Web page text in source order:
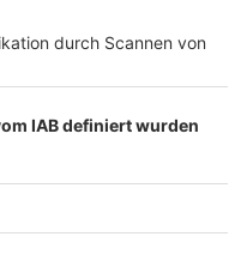
Impressum